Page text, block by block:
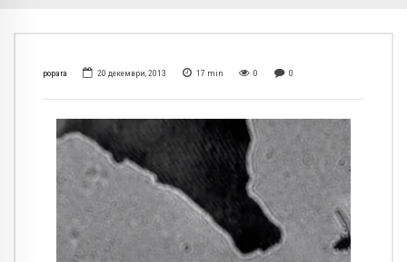
popara 20 декември, 2013 17 min 0 0